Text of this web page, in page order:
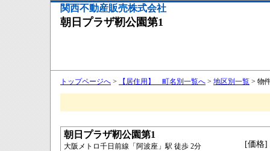
関西不動産販売株式会社
朝日プラザ靭公園第1
トップページへ > 【居住用】 町名別一覧へ > 地区別一覧 > 物
朝日プラザ靭公園第1
大阪メトロ千日前線「阿波座」駅 徒歩 2分 [価格]